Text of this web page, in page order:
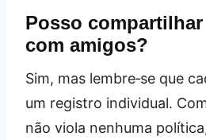
Posso
com amigos?
Sim, mas lembre‑se que
um registro individual.
não viola nenhuma